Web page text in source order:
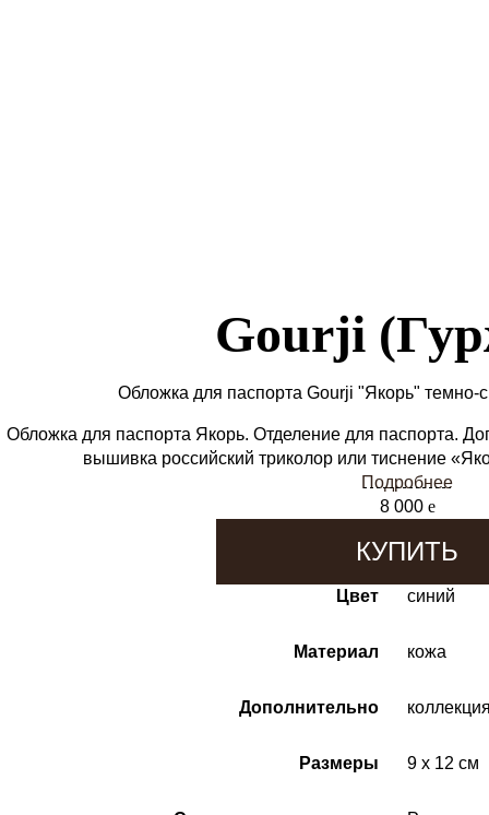
Gourji
Обложка для паспорта Gourji "Якорь" темно-
Обложка для паспорта Якорь. Отделение для паспорта.
вышивка российский триколор или тиснение
Подробнее
8 000 e
КУПИТЬ
Цвет синий
Материал кожа
Дополнительно
Размеры 9 x 12 см